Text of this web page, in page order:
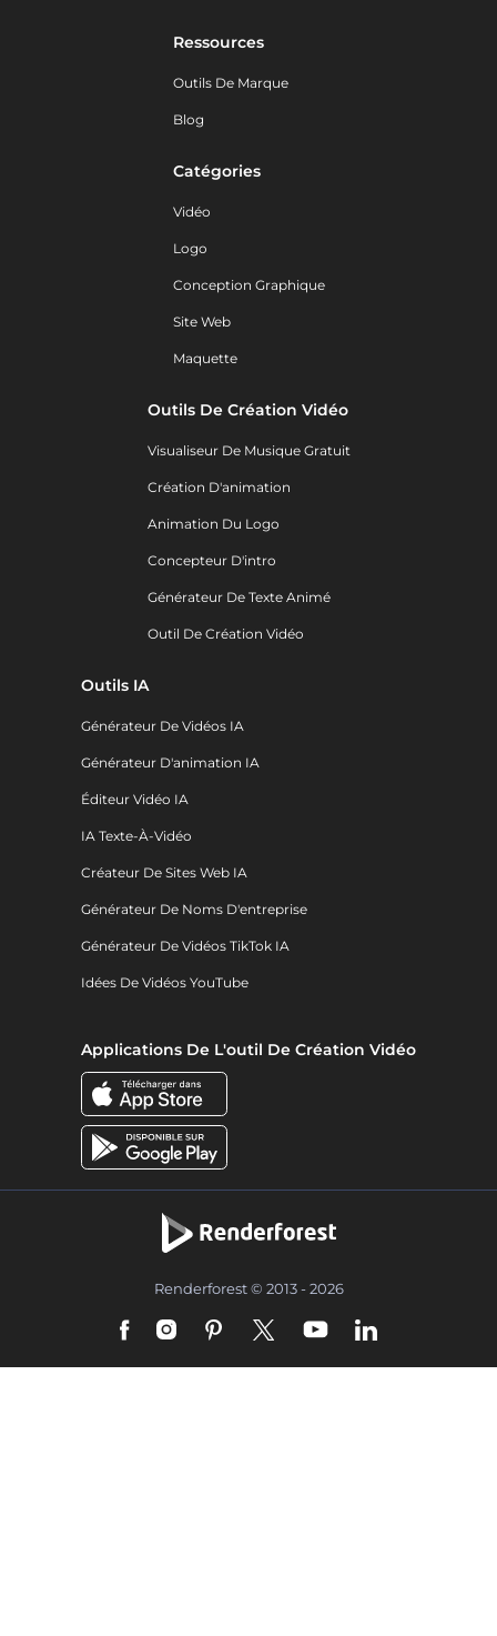
Ressources
Outils De Marque
Blog
Catégories
Vidéo
Logo
Conception Graphique
Site Web
Maquette
Outils De Création Vidéo
Visualiseur De Musique Gratuit
Création D'animation
Animation Du Logo
Concepteur D'intro
Générateur De Texte Animé
Outil De Création Vidéo
Outils IA
Générateur De Vidéos IA
Générateur D'animation IA
Éditeur Vidéo IA
IA Texte-À-Vidéo
Créateur De Sites Web IA
Générateur De Noms D'entreprise
Générateur De Vidéos TikTok IA
Idées De Vidéos YouTube
Applications De L'outil De Création Vidéo
Renderforest © 2013 - 2026